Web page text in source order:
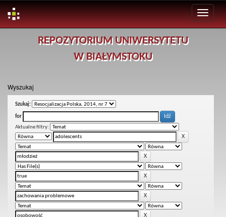
REPOZYTORIUM UNIWERSYTETU
W BIAŁYMSTOKU
Wyszukaj
Szukaj:
for
Aktualne filtry: